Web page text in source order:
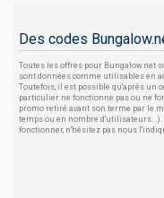
Des codes
Toutes les offres pour Bungalow.net
sont données comme utilisables en
Toutefois, il est possible qu'après un
particulier ne fonctionne pas ou ne
promo retiré avant son terme par le
temps ou en nombre
fonctionner, n'hésitez pas nous